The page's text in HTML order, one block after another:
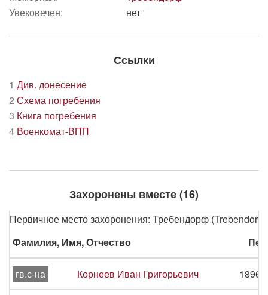
Увековечен:
нет
Ссылки
1 Див. донесение
2 Схема погребения
3 Книга погребения
4 Военкомат-ВПП
Захоронены вместе (16)
Первичное место захоронения: Требендорф (Trebendorf)
Фамилия, Имя, Отчество
гв.с-на Корнеев Иван Григорьевич 1896